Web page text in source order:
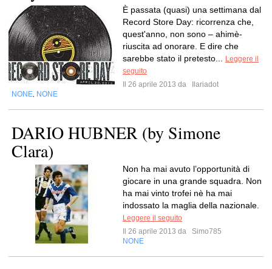
È passata (quasi) una settimana dal
Record Store Day: ricorrenza che,
quest'anno, non sono – ahimè-
riuscita ad onorare. E dire che
sarebbe stato il pretesto...
Leggere il
seguito
Il 26 aprile 2013 da
Ilariadot
NONE NONE
DARIO HUBNER (by Simone
Clara)
Non ha mai avuto l’opportunità di
giocare in una grande squadra. Non
ha mai vinto trofei nè ha mai
indossato la maglia della nazionale.
Leggere il seguito
Il 26 aprile 2013 da
Simo785
NONE